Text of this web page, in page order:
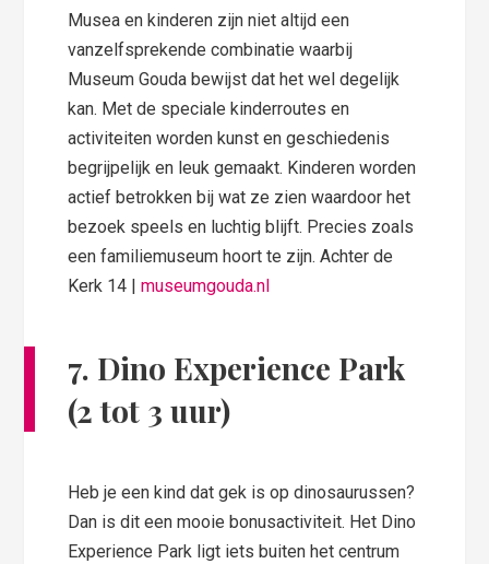
Musea en kinderen zijn niet altijd een
vanzelfsprekende combinatie waarbij
Museum Gouda bewijst dat het wel degelijk
kan. Met de speciale kinderroutes en
activiteiten worden kunst en geschiedenis
begrijpelijk en leuk gemaakt. Kinderen worden
actief betrokken bij wat ze zien waardoor het
bezoek speels en luchtig blijft. Precies zoals
een familiemuseum hoort te zijn. Achter de
Kerk 14 |museumgouda.nl
7. Dino Experience Park
(2 tot 3 uur)
Heb je een kind dat gek is op dinosaurussen?
Dan is dit een mooie bonusactiviteit. Het Dino
Experience Park ligt iets buiten het centrum